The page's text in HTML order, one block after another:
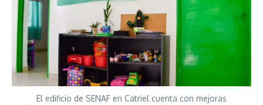
El edificio de SENAF en Catriel cuenta con mejoras